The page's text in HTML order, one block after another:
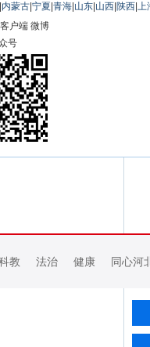
内蒙古 宁夏 青海 山东 山西 陕西 上
客户端 微博
号
教 法治 健康 同心河